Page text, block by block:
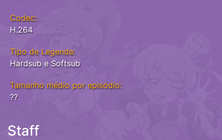
Codec:
H.264
Tipo de Legenda:
Hardsub e Softsub
Tamanho médio por episódio:
??
Staff